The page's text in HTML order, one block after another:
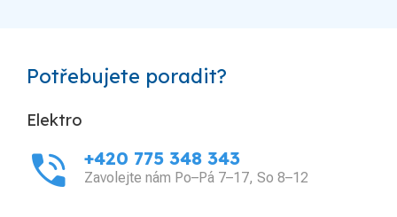
Potřebujete poradit?
Elektro
phone_in_talk +420 775 348 343
Zavolejte nám Po–Pá 7–17, So 8–12